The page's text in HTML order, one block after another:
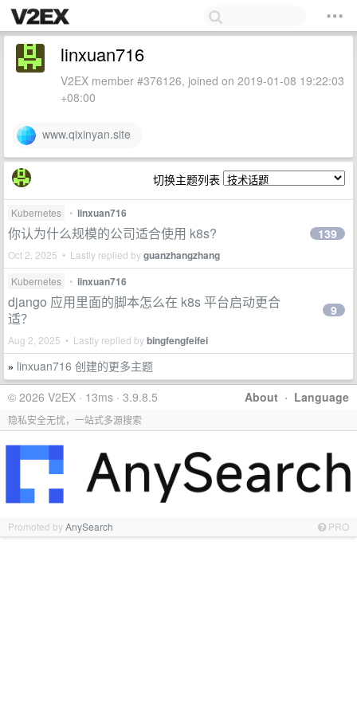
linxuan716
V2EX member #376126, joined on 2019-01-08 19:22:03
+08:00
www.qixinyan.site
切换主题列表
Kubernetes • linxuan716
你认为什么规模的公司适合使用 k8s?
Oct 2, 2025 • Lastly replied byguanzhangzhang
139
Kubernetes • linxuan716
django 应用里面的脚本怎么在 k8s 平台启动更合
适？
Aug 2, 2025 • Lastly replied bybingfengfeifei
9
» linxuan716 创建的更多主题
About · Language
© 2026 V2EX · 13ms · 3.9.8.5
隐私安全无忧，一站式多源搜索
Promoted byAnySearch PRO